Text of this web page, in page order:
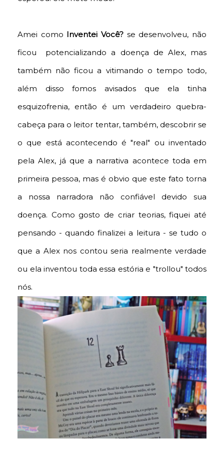
Amei como Inventei Você? se desenvolveu, não
ficou potencializando a doença de Alex, mas
também não ficou a vitimando o tempo todo,
além disso fomos avisados que ela tinha
esquizofrenia, então é um verdadeiro quebra-
cabeça para o leitor tentar, também, descobrir se
o que está acontecendo é "real" ou inventado
pela Alex, já que a narrativa acontece toda em
primeira pessoa, mas é obvio que este fato torna
a nossa narradora não confiável devido sua
doença. Como gosto de criar teorias, fiquei até
pensando - quando finalizei a leitura - se tudo o
que a Alex nos contou seria realmente verdade
ou ela inventou toda essa estória e "trollou" todos
nós.